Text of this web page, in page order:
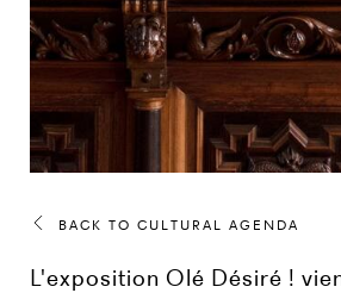
BACK TO CULTURAL AGENDA
L'exposition Olé Désiré !